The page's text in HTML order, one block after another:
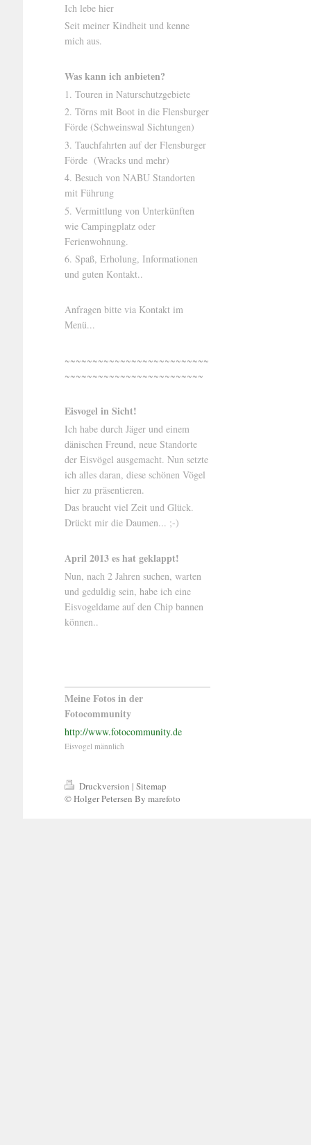
Ich lebe hier
Seit meiner Kindheit und kenne
mich aus.
Was kann ich anbieten?
1. Touren in Naturschutzgebiete
2. Törns mit Boot in die Flensburger
Förde (Schweinswal Sichtungen)
3. Tauchfahrten auf der Flensburger
Förde (Wracks und mehr)
4. Besuch von NABU Standorten
mit Führung
5. Vermittlung von Unterkünften
wie Campingplatz oder
Ferienwohnung.
6. Spaß, Erholung, Informationen
und guten Kontakt..
Anfragen bitte via Kontakt im
Menü...
~~~~~~~~~~~~~~~~~~~~~~~~~~
~~~~~~~~~~~~~~~~~~~~~~~~~
Eisvogel in Sicht!
Ich habe durch Jäger und einem
dänischen Freund, neue Standorte
der Eisvögel ausgemacht. Nun setzte
ich alles daran, diese schönen Vögel
hier zu präsentieren.
Das braucht viel Zeit und Glück.
Drückt mir die Daumen... ;-)
April 2013 es hat geklappt!
Nun, nach 2 Jahren suchen, warten
und geduldig sein, habe ich eine
Eisvogeldame auf den Chip bannen
können..
Meine Fotos in der
Fotocommunity
http://www.fotocommunity.de
Eisvogel männlich
Druckversion | Sitemap
© Holger Petersen By marefoto